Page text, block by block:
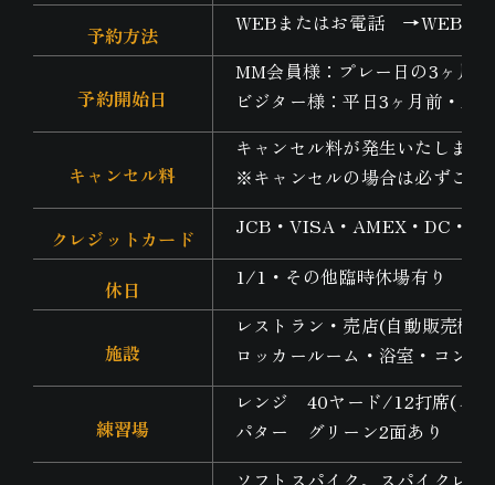
予約方法 WEBまたはお電話 →WEBか
予約開始日
MM会員様：プレー日の3ヶ月
ビジター様：平日3ヶ月前・土
キャンセル料
キャンセル料が発生いたします
※キャンセルの場合は必ずご連
クレジットカード JCB・VISA・AMEX・DC・
休日 1/1・その他臨時休場有り
施設
レストラン・売店(自動販売機
ロッカールーム・浴室・コン
練習場
レンジ 40ヤード/12打席(ネッ
パター グリーン2面あり